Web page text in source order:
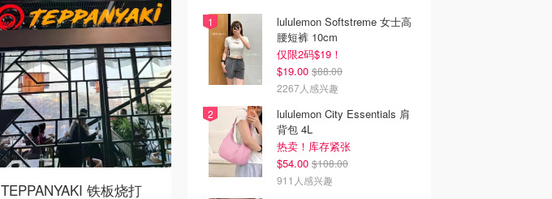
TEPPANYAKI 铁板烧打
lululemon Softstreme 女士高
腰短裤 10cm
仅限2码$19！
$19.00 $88.00
2267人感兴趣
lululemon City Essentials 肩
背包 4L
热卖！库存紧张
$54.00 $108.00
911人感兴趣